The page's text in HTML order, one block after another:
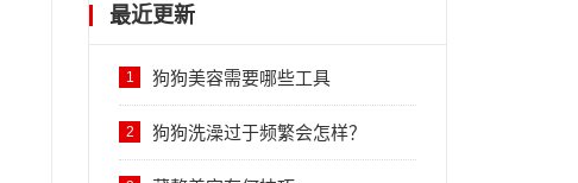
最近更新
1 狗狗美容需要哪些工具
2 狗狗洗澡过于频繁会怎样？